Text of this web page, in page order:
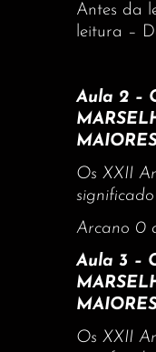
Antes da
leitura –
Aula 2 –
Os XXII
Arcano 0
Aula 3 –
Os XXII